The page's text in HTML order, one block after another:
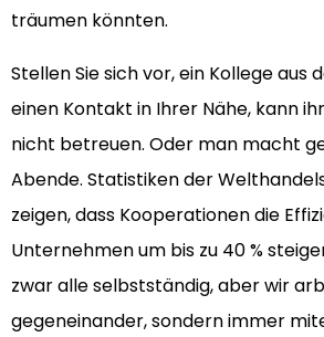
träumen könnten.
Stellen Sie sich vor, ein Kollege aus
einen Kontakt in Ihrer Nähe, kann
nicht betreuen. Oder man macht
Abende. Statistiken der
zeigen, dass Kooperationen die
Unternehmen um bis zu 40 %
zwar alle selbstständig, aber wir
gegeneinander, sondern immer